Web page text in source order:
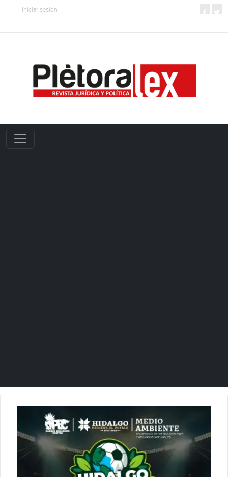
Iniciar sesión